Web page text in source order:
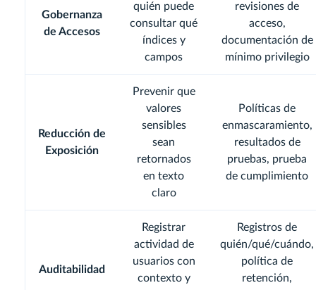
Gobernanza
de Accesos
quién puede
consultar qué
índices y
campos
revisiones de
acceso,
documentación de
mínimo privilegio
Reducción de
Exposición
Prevenir que
valores
sensibles
sean
retornados
en texto
claro
Políticas de
enmascaramiento,
resultados de
pruebas, prueba
de cumplimiento
Auditabilidad
Registrar
actividad de
usuarios con
contexto y
Registros de
quién/qué/cuándo,
política de
retención,